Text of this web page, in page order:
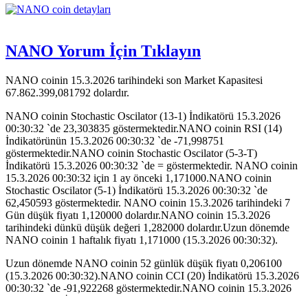
NANO Yorum İçin Tıklayın
NANO coinin 15.3.2026 tarihindeki son Market Kapasitesi
67.862.399,081792 dolardır.
NANO coinin Stochastic Oscilator (13-1) İndikatörü 15.3.2026
00:30:32 `de 23,303835 göstermektedir.NANO coinin RSI (14)
İndikatörünün 15.3.2026 00:30:32 `de -71,998751
göstermektedir.NANO coinin Stochastic Oscilator (5-3-T)
İndikatörü 15.3.2026 00:30:32 `de = göstermektedir. NANO coinin
15.3.2026 00:30:32 için 1 ay önceki 1,171000.NANO coinin
Stochastic Oscilator (5-1) İndikatörü 15.3.2026 00:30:32 `de
62,450593 göstermektedir. NANO coinin 15.3.2026 tarihindeki 7
Gün düşük fiyatı 1,120000 dolardır.NANO coinin 15.3.2026
tarihindeki dünkü düşük değeri 1,282000 dolardır.Uzun dönemde
NANO coinin 1 haftalık fiyatı 1,171000 (15.3.2026 00:30:32).
Uzun dönemde NANO coinin 52 günlük düşük fiyatı 0,206100
(15.3.2026 00:30:32).NANO coinin CCI (20) İndikatörü 15.3.2026
00:30:32 `de -91,922268 göstermektedir.NANO coinin 15.3.2026